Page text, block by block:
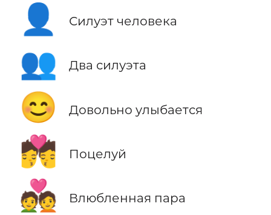
👤 Силуэт человека
👥 Два силуэта
😊 Довольно улыбается
💏 Поцелуй
💑 Влюбленная пара